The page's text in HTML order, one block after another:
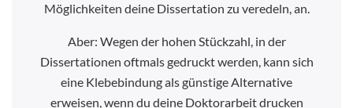
Möglichkeiten deine Dissertation zu veredeln, an.
Aber: Wegen der hohen Stückzahl, in der
Dissertationen oftmals gedruckt werden, kann sich
eine Klebebindung als günstige Alternative
erweisen, wenn du deine Doktorarbeit drucken